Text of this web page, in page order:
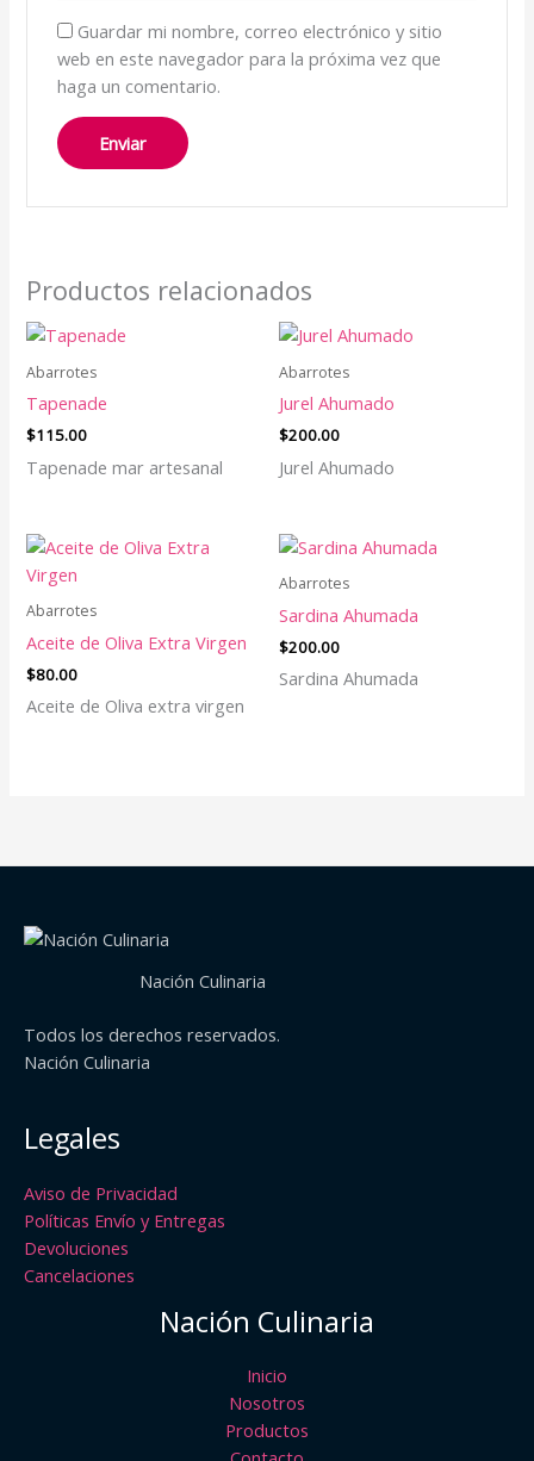
Guardar mi nombre, correo electrónico y sitio
web en este navegador para la próxima vez que
haga un comentario.
Productos relacionados
Abarrotes
Tapenade
$115.00
Tapenade mar artesanal
Abarrotes
Jurel Ahumado
$200.00
Jurel Ahumado
Abarrotes
Aceite de Oliva Extra Virgen
$80.00
Aceite de Oliva extra virgen
Abarrotes
Sardina Ahumada
$200.00
Sardina Ahumada
Nación Culinaria
Todos los derechos reservados.
Nación Culinaria
Legales
Aviso de Privacidad
Políticas Envío y Entregas
Devoluciones
Cancelaciones
Nación Culinaria
Inicio
Nosotros
Productos